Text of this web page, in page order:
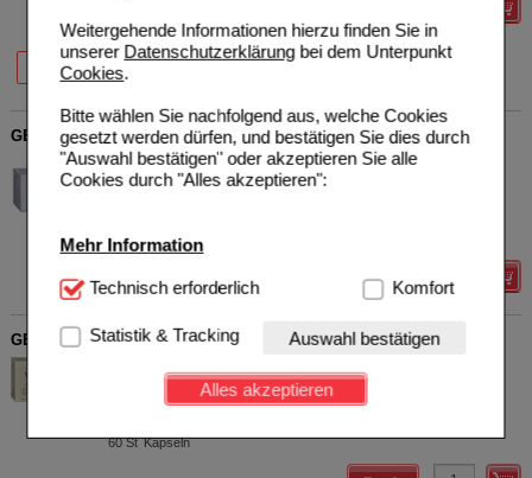
Weitergehende Informationen hierzu finden Sie in
unserer Datenschutzerklärungbei dem Unterpunkt
Cookies.
Bitte wählen Sie nachfolgend aus, welche Cookies
gesetzt werden dürfen, und bestätigen Sie dies durch
"Auswahl bestätigen" oder akzeptieren Sie alle
Cookies durch "Alles akzeptieren":
Mehr Information
Technisch Notwendig:Hierbei handelt es sich um
Website notwendig sind (z.B. Navigation, Warenkorb,
Kundenkonto), weshalb auf diese nicht verzichtet
werden kann.
Einkaufserlebnis noch ansprechender zu gestalten,
Technisch erforderlich Komfort
Statistik & Tracking Auswahl bestätigen
Alles akzeptieren
60 St
20% 13%
GESUNDFORM Zink Pur Kapseln
PROVITA
Apoth.Market.u.Handels
120St Kapseln
UVP**
Details
GESUNDFORM Vitamin D3+K2 Vega-Caps
Apoth.Market.u.Handels
60St Kapseln
UVP**
Unser Preis*